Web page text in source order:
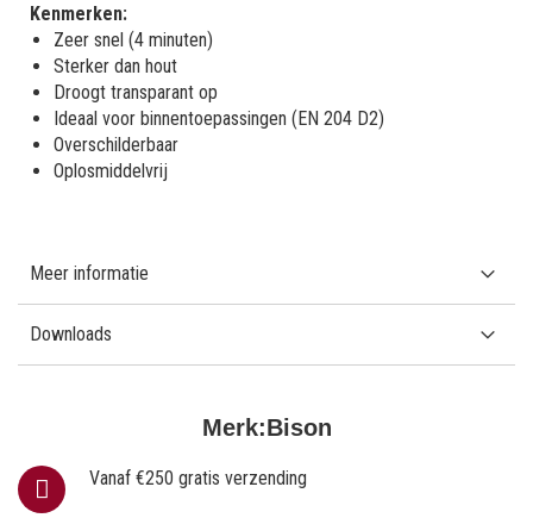
Merk:Bison
Vanaf €250 gratis verzending
Kenmerken:
Zeer snel (4 minuten)
Sterker dan hout
Droogt transparant op
Ideaal voor binnentoepassingen (EN 204 D2)
Overschilderbaar
Oplosmiddelvrij
Meer informatie
Downloads